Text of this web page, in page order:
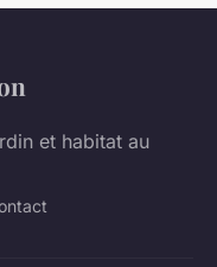
et habitat au